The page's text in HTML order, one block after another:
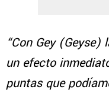
“Con Gey
un efecto
puntas que